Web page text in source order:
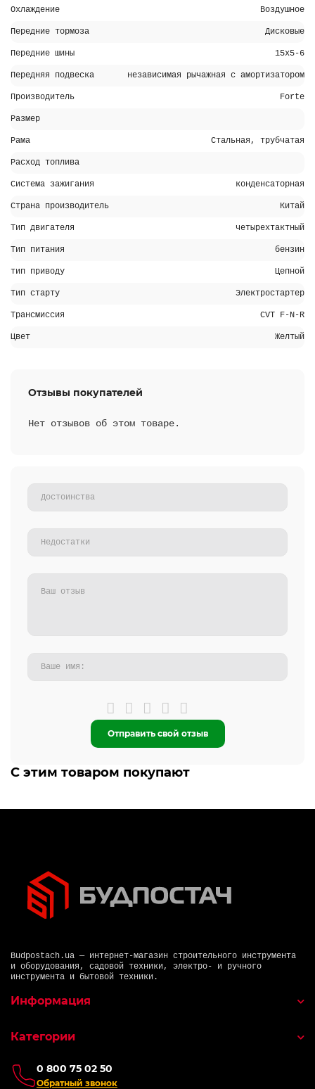
Охлаждение Воздушное
Передние тормоза Дисковые
Передние шины 15x5-6
Передняя подвеска независимая рычажная с амортизатором
Производитель Forte
Размер
Рама Стальная, трубчатая
Расход топлива
Система зажигания конденсаторная
Страна производитель Китай
Тип двигателя четырехтактный
Тип питания бензин
тип приводу Цепной
Тип старту Электростартер
Трансмиссия CVT F-N-R
Цвет Желтый
Отзывы покупателей
Нет отзывов об этом товаре.
Отправить свой отзыв
С этим товаром покупают
Budpostach.ua — интернет-магазин строительного инструмента
и оборудования, садовой техники, электро- и ручного
инструмента и бытовой техники.
0 800 75 02 50
Обратный звонок
Информация
Категории